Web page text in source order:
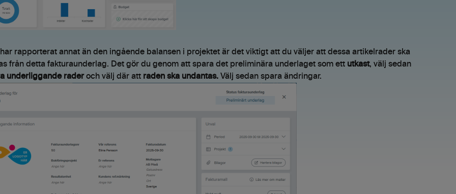
rapporterat annat än den ingående balansen i projektet är det viktigt att du väljer att dessa artikelrader ska
från detta fakturaunderlag. Det gör du genom att spara det preliminära underlaget som ett utkast, välj sedan
underliggande raderoch välj där att raden ska undantas. Välj sedan spara ändringar.